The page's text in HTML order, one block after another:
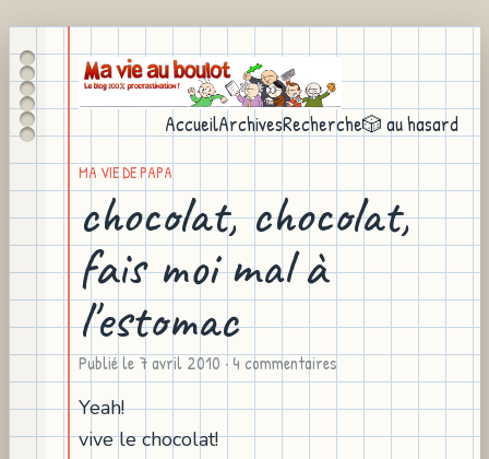
AccueilArchivesRecherche🎲 au hasard
MA VIE DE PAPA
chocolat, chocolat,
fais moi mal à
l'estomac
Publié le7 avril 2010· 4 commentaires
Yeah!
vive le chocolat!